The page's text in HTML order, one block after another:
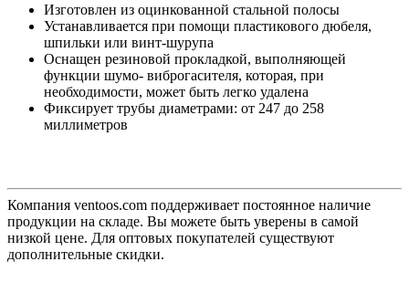
Изготовлен из оцинкованной стальной полосы
Устанавливается при помощи пластикового дюбеля,
шпильки или винт-шурупа
Оснащен резиновой прокладкой, выполняющей
функции шумо- виброгасителя, которая, при
необходимости, может быть легко удалена
Фиксирует трубы диаметрами: от 247 до 258
миллиметров
Компания ventoos.com поддерживает постоянное наличие
продукции на складе. Вы можете быть уверены в самой
низкой цене. Для оптовых покупателей существуют
дополнительные скидки.